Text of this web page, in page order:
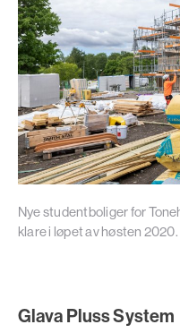
Nye studentboliger for
klare i løpet av høsten 2020.
Glava Pluss System